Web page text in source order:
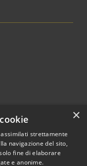
×
strettamente
navigazione del sito,
fine di elaborare
e anonime.